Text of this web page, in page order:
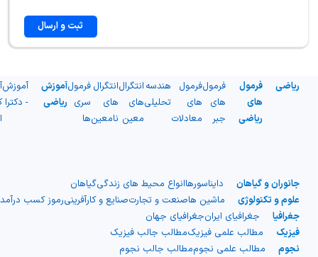
ثبت و ارسال
ریاضی
فرمول
های
ریاضی
فرمول
های
جبر
فرمول
های
معادلات
هندسه
تحلیلی
انتگرال
های
معین
انتگرال
های
نامعین
فرمول
سری
ها
آموزش
ریاضی
آموزش
- دکترا
جانوران و گیاهان دایناسورهاانواع محیط های زندگیگیاهان
علوم و تکنولوژی
ماشین هاصنعت و تجارتصنایع و کارآفرینیرموز کسب درآمد
جغرافیا
جغرافیای ایرانجغرافیای جهان
فیزیک
مطالب علمی فیزیکمطالب جالب فیزیک
نجوم
مطالب علمی نجوممطالب جالب نجوم